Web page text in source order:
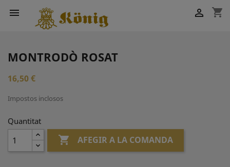
 shopping_cart

MONTRODÒ ROSAT
16,50 €
Impostos inclosos
Quantitat
 AFEGIR A LA COMANDA